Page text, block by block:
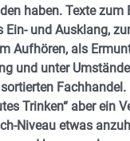
haben. Texte zum
Ein- und Ausklang,
Aufhören, als
und unter
Fachhandel.
Trinken“ aber ein
Niveau etwas